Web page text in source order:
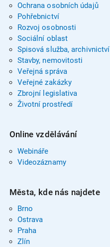
Ochrana osobních údajů
Pohřebnictví
Rozvoj osobnosti
Sociální oblast
Spisová služba, archivnictví
Stavby, nemovitosti
Veřejná správa
Veřejné zakázky
Zbrojní legislativa
Životní prostředí
Online vzdělávání
Webináře
Videozáznamy
Města, kde nás najdete
Brno
Ostrava
Praha
Zlín